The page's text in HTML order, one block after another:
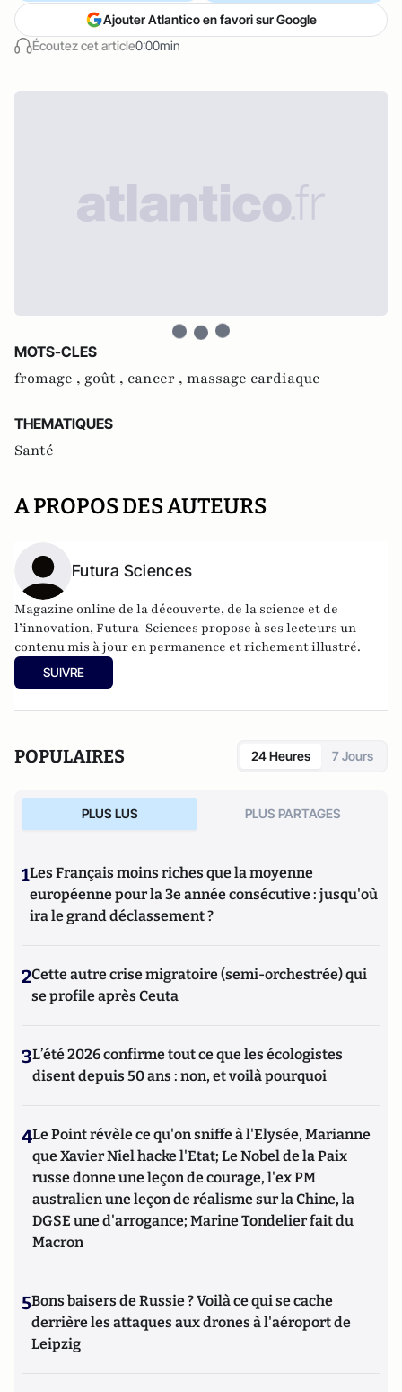
Écoutez cet article0:00min
Ajouter Atlantico en favori sur Google
MOTS-CLES
fromage , goût , cancer , massage cardiaque
THEMATIQUES
Santé
A PROPOS DES AUTEURS
Futura Sciences
Magazine online de la découverte, de la science et de
l’innovation, Futura-Sciences propose à ses lecteurs un
contenu mis à jour en permanence et richement illustré.
SUIVRE
POPULAIRES 24 Heures 7 Jours
PLUS LUS PLUS PARTAGES
1Les Français moins riches que la moyenne
européenne pour la 3e année consécutive : jusqu'où
ira le grand déclassement ?
2Cette autre crise migratoire (semi-orchestrée) qui
se profile après Ceuta
3L’été 2026 confirme tout ce que les écologistes
disent depuis 50 ans : non, et voilà pourquoi
4Le Point révèle ce qu'on sniffe à l'Elysée, Marianne
que Xavier Niel hacke l'Etat; Le Nobel de la Paix
russe donne une leçon de courage, l'ex PM
australien une leçon de réalisme sur la Chine, la
DGSE une d'arrogance; Marine Tondelier fait du
Macron
5Bons baisers de Russie ? Voilà ce qui se cache
derrière les attaques aux drones à l'aéroport de
Leipzig